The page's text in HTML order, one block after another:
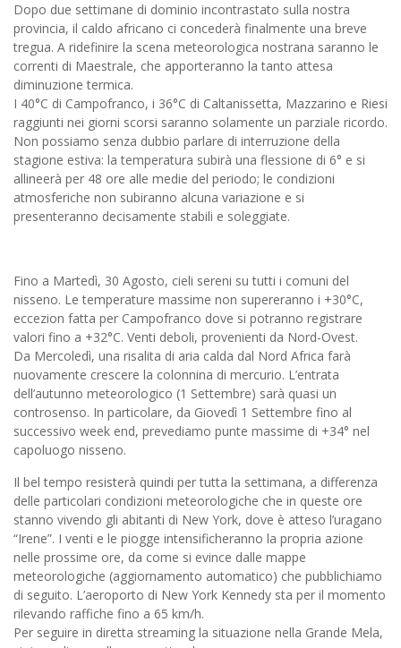
Dopo due settimane di dominio incontrastato sulla nostra
provincia, il caldo africano ci concederà finalmente una breve
tregua. A ridefinire la scena meteorologica nostrana saranno le
correnti di Maestrale, che apporteranno la tanto attesa
diminuzione termica.
I 40°C di Campofranco, i 36°C di Caltanissetta, Mazzarino e Riesi
raggiunti nei giorni scorsi saranno solamente un parziale ricordo.
Non possiamo senza dubbio parlare di interruzione della
stagione estiva: la temperatura subirà una flessione di 6° e si
allineerà per 48 ore alle medie del periodo; le condizioni
atmosferiche non subiranno alcuna variazione e si
presenteranno decisamente stabili e soleggiate.
Fino a Martedì, 30 Agosto, cieli sereni su tutti i comuni del
nisseno. Le temperature massime non supereranno i +30°C,
eccezion fatta per Campofranco dove si potranno registrare
valori fino a +32°C. Venti deboli, provenienti da Nord-Ovest.
Da Mercoledì, una risalita di aria calda dal Nord Africa farà
nuovamente crescere la colonnina di mercurio. L’entrata
dell’autunno meteorologico (1 Settembre) sarà quasi un
controsenso. In particolare, da Giovedì 1 Settembre fino al
successivo week end, prevediamo punte massime di +34° nel
capoluogo nisseno.
Il bel tempo resisterà quindi per tutta la settimana, a differenza
delle particolari condizioni meteorologiche che in queste ore
stanno vivendo gli abitanti di New York, dove è atteso l’uragano
“Irene”. I venti e le piogge intensificheranno la propria azione
nelle prossime ore, da come si evince dalle mappe
meteorologiche (aggiornamento automatico) che pubblichiamo
di seguito. L’aeroporto di New York Kennedy sta per il momento
rilevando raffiche fino a 65 km/h.
Per seguire in diretta streaming la situazione nella Grande Mela,